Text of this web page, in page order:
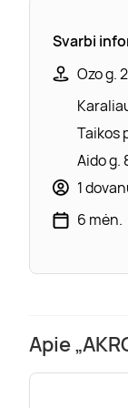
Svarbi
Ozo g.
Taikos
Aido g.
1
6 mėn.
Apie